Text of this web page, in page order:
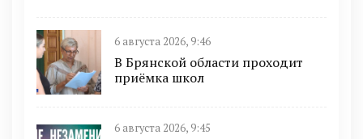
6 августа 2026, 9:46
В Брянской области проходит
приёмка школ
6 августа 2026, 9:45